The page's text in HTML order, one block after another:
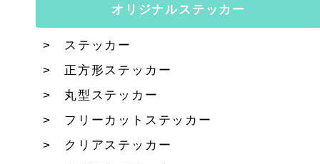
オリジナルステッカー
ステッカー
正方形ステッカー
丸型ステッカー
フリーカットステッカー
クリアステッカー